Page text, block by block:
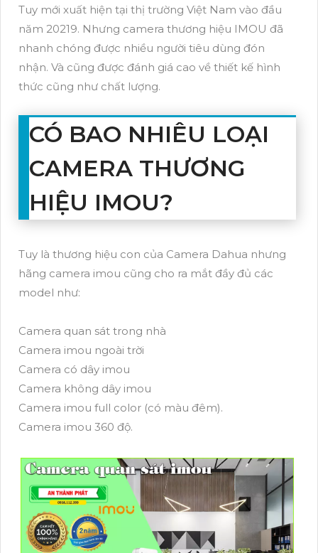
Tuy mới xuất hiện tại thị trường Việt Nam vào đầu
năm 20219. Nhưng camera thương hiệu IMOU đã
nhanh chóng được nhiều người tiêu dùng đón
nhận. Và cũng được đánh giá cao về thiết kế hình
thức cũng như chất lượng.
CÓ BAO NHIÊU LOẠI
CAMERA THƯƠNG
HIỆU IMOU?
Tuy là thương hiệu con của Camera Dahua nhưng
hãng camera imou cũng cho ra mắt đầy đủ các
model như:
Camera quan sát trong nhà
Camera imou ngoài trời
Camera có dây imou
Camera không dây imou
Camera imou full color (có màu đêm).
Camera imou 360 độ.